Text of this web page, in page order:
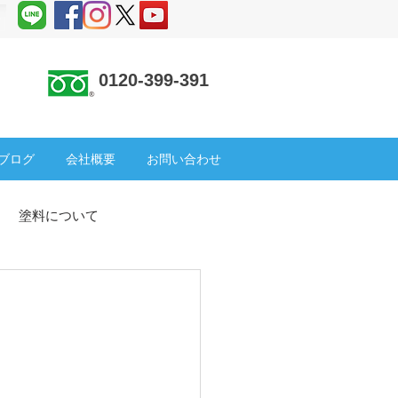
0120-399-391
ログ 会社概要 お問い合わせ
塗料について